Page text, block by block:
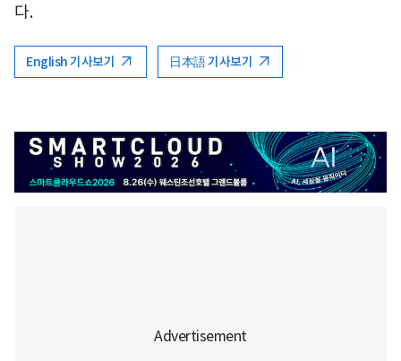
다.
English 기사보기 日本語 기사보기